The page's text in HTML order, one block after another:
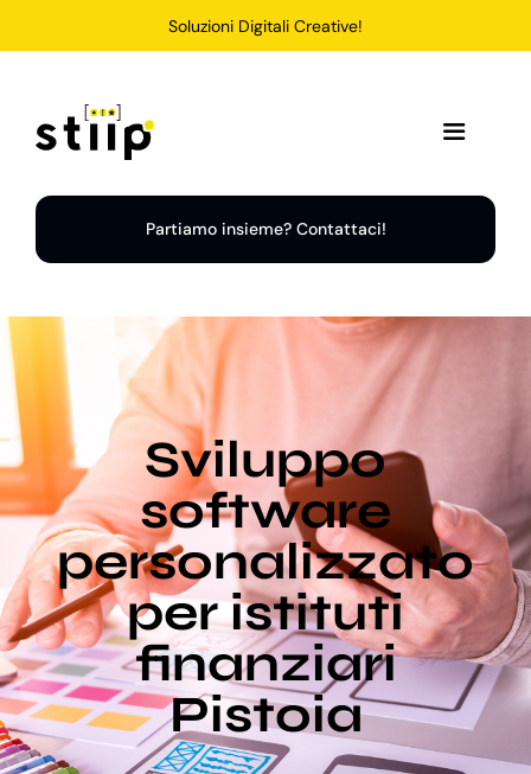
Soluzioni Digitali Creative!
Toggle
Home
Soluzioni
Chi Siamo
Portfolio
Blog
Supporto
Partiamo insieme? Contattaci!
Sviluppo
software
personalizzato
per istituti
finanziari
Pistoia